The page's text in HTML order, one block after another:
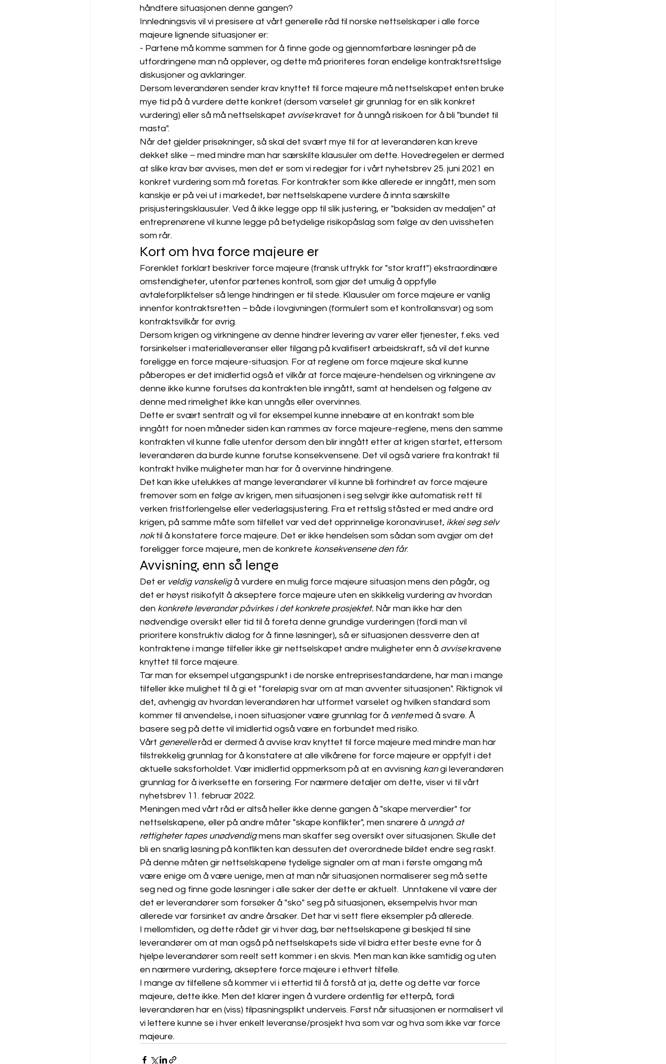
håndtere situasjonen denne gangen?
Innledningsvis vil vi presisere at vårt generelle råd til norske nettselskaper i alle force
majeure lignende situasjoner er:
- Partene må komme sammen for å finne gode og gjennomførbare løsninger på de
utfordringene man nå opplever, og dette må prioriteres foran endelige kontraktsrettslige
diskusjoner og avklaringer.
Dersom leverandøren sender krav knyttet til force majeure må nettselskapet enten bruke
mye tid på å vurdere dette konkret (dersom varselet gir grunnlag for en slik konkret
vurdering) eller så må nettselskapet avvise kravet for å unngå risikoen for å bli "bundet til
masta".
Når det gjelder prisøkninger, så skal det svært mye til for at leverandøren kan kreve
dekket slike – med mindre man har særskilte klausuler om dette. Hovedregelen er dermed
at slike krav bør avvises, men det er som vi redegjør for i vårt nyhetsbrev 25. juni 2021 en
konkret vurdering som må foretas. For kontrakter som ikke allerede er inngått, men som
kanskje er på vei ut i markedet, bør nettselskapene vurdere å innta særskilte
prisjusteringsklausuler. Ved å ikke legge opp til slik justering, er "baksiden av medaljen" at
entreprenørene vil kunne legge på betydelige risikopåslag som følge av den uvissheten
som rår.
Kort om hva force majeure er
Forenklet forklart beskriver force majeure (fransk uttrykk for "stor kraft") ekstraordinære
omstendigheter, utenfor partenes kontroll, som gjør det umulig å oppfylle
avtaleforpliktelser så lenge hindringen er til stede. Klausuler om force majeure er vanlig
innenfor kontraktsretten – både i lovgivningen (formulert som et kontrollansvar) og som
kontraktsvilkår for øvrig.
Dersom krigen og virkningene av denne hindrer levering av varer eller tjenester, f.eks. ved
forsinkelser i materialleveranser eller tilgang på kvalifisert arbeidskraft, så vil det kunne
foreligge en force majeure-situasjon. For at reglene om force majeure skal kunne
påberopes er det imidlertid også et vilkår at force majeure-hendelsen og virkningene av
denne ikke kunne forutses da kontrakten ble inngått, samt at hendelsen og følgene av
denne med rimelighet ikke kan unngås eller overvinnes.
Dette er svært sentralt og vil for eksempel kunne innebære at en kontrakt som ble
inngått for noen måneder siden kan rammes av force majeure-reglene, mens den samme
kontrakten vil kunne falle utenfor dersom den blir inngått etter at krigen startet, ettersom
leverandøren da burde kunne forutse konsekvensene. Det vil også variere fra kontrakt til
kontrakt hvilke muligheter man har for å overvinne hindringene.
Det kan ikke utelukkes at mange leverandører vil kunne bli forhindret av force majeure
fremover som en følge av krigen, men situasjonen i seg selvgir ikke automatisk rett til
verken fristforlengelse eller vederlagsjustering. Fra et rettslig ståsted er med andre ord
krigen, på samme måte som tilfellet var ved det opprinnelige koronaviruset, ikkei seg selv
nok til å konstatere force majeure. Det er ikke hendelsen som sådan som avgjør om det
foreligger force majeure, men de konkrete konsekvensene den får.
Avvisning, enn så lenge
Det er veldig vanskelig å vurdere en mulig force majeure situasjon mens den pågår, og
det er høyst risikofylt å akseptere force majeure uten en skikkelig vurdering av hvordan
den konkrete leverandør påvirkes i det konkrete prosjektet. Når man ikke har den
nødvendige oversikt eller tid til å foreta denne grundige vurderingen (fordi man vil
prioritere konstruktiv dialog for å finne løsninger), så er situasjonen dessverre den at
kontraktene i mange tilfeller ikke gir nettselskapet andre muligheter enn å avvise kravene
knyttet til force majeure.
Tar man for eksempel utgangspunkt i de norske entreprisestandardene, har man i mange
tilfeller ikke mulighet til å gi et "foreløpig svar om at man avventer situasjonen". Riktignok vil
det, avhengig av hvordan leverandøren har utformet varselet og hvilken standard som
kommer til anvendelse, i noen situasjoner være grunnlag for å vente med å svare. Å
basere seg på dette vil imidlertid også være en forbundet med risiko.
Vårt generelle råd er dermed å avvise krav knyttet til force majeure med mindre man har
tilstrekkelig grunnlag for å konstatere at alle vilkårene for force majeure er oppfylt i det
aktuelle saksforholdet. Vær imidlertid oppmerksom på at en avvisning kan gi leverandøren
grunnlag for å iverksette en forsering. For nærmere detaljer om dette, viser vi til vårt
nyhetsbrev 11. februar 2022.
Meningen med vårt råd er altså heller ikke denne gangen å "skape merverdier" for
nettselskapene, eller på andre måter "skape konflikter", men snarere å unngå at
rettigheter tapes unødvendig mens man skaffer seg oversikt over situasjonen. Skulle det
bli en snarlig løsning på konflikten kan dessuten det overordnede bildet endre seg raskt.
På denne måten gir nettselskapene tydelige signaler om at man i første omgang må
være enige om å være uenige, men at man når situasjonen normaliserer seg må sette
seg ned og finne gode løsninger i alle saker der dette er aktuelt.  Unntakene vil være der
det er leverandører som forsøker å "sko" seg på situasjonen, eksempelvis hvor man
allerede var forsinket av andre årsaker. Det har vi sett flere eksempler på allerede.
I mellomtiden, og dette rådet gir vi hver dag, bør nettselskapene gi beskjed til sine
leverandører om at man også på nettselskapets side vil bidra etter beste evne for å
hjelpe leverandører som reelt sett kommer i en skvis. Men man kan ikke samtidig og uten
en nærmere vurdering, akseptere force majeure i ethvert tilfelle.
I mange av tilfellene så kommer vi i ettertid til å forstå at ja, dette og dette var force
majeure, dette ikke. Men det klarer ingen å vurdere ordentlig før etterpå, fordi
leverandøren har en (viss) tilpasningsplikt underveis. Først når situasjonen er normalisert vil
vi lettere kunne se i hver enkelt leveranse/prosjekt hva som var og hva som ikke var force
majeure.